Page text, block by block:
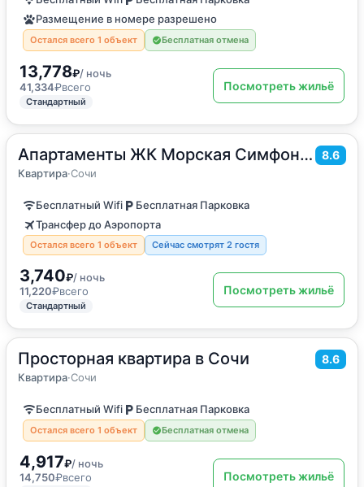
Размещение в номере разрешено
Остался всего 1 объект Бесплатная отмена
13,778₽/ ночь
41,334₽всего
Стандартный
Посмотреть жильё
Апартаменты ЖК Морская Симфония 2 8.6
Квартира·Сочи
36м2·4 гостя
Квартира
Бесплатный Wifi
Бесплатная Парковка
Трансфер до Аэропорта
Остался всего 1 объект Сейчас смотрят 2 гостя
3,740₽/ ночь
11,220₽всего
Стандартный
Посмотреть жильё
Просторная квартира в Сочи 8.6
Квартира·Сочи
68м2·4 гостя
Квартира
Бесплатный Wifi Бесплатная Парковка
Остался всего 1 объект Бесплатная отмена
4,917₽/ ночь
14,750₽всего Посмотреть жильё